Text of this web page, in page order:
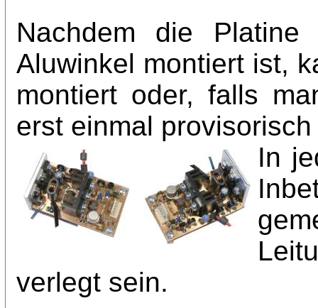
Nachdem die
Aluwinkel montiert ist,
montiert oder, falls
erst einmal
In
verlegt sein.